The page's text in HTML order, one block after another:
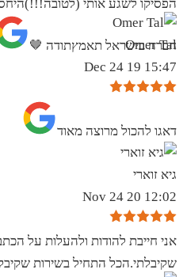
הפסיקו לשגע אותי
חברה בישראל תאמץתודה 🤎
Omer Tal
15:47 19 Dec 24
‏דאגו להכול מרוצה מאוד
גיא זוארי
12:02 20 Nov 24
אני חייבת להודות ולהעלות על
שקיבלתי.הכל התחיל בשירות